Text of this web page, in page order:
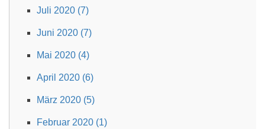
Juli 2020 (7)
Juni 2020 (7)
Mai 2020 (4)
April 2020 (6)
März 2020 (5)
Februar 2020 (1)